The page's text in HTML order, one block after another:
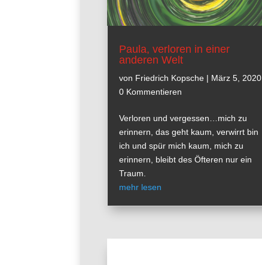
Paula, verloren in einer
anderen Welt
von Friedrich Kopsche | März 5, 2020
0 Kommentieren
Verloren und vergessen…mich zu
erinnern, das geht kaum, verwirrt bin
ich und spür mich kaum, mich zu
erinnern, bleibt des Öfteren nur ein
Traum.
mehr lesen